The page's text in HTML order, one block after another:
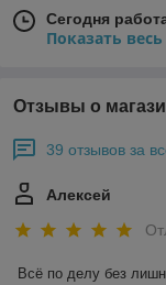
Сегодня
Показать
Отзывы о
39 отзывов за
Алексей
Всё по делу без